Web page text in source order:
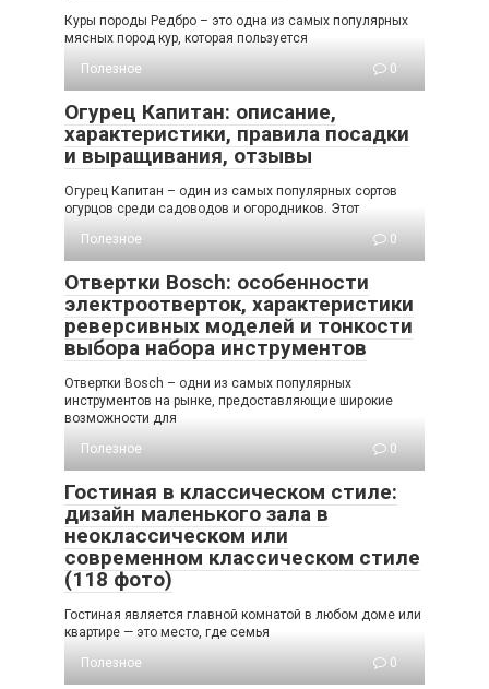
Куры породы Редбро – это одна из самых популярных
мясных пород кур, которая пользуется
Полезное
0
Огурец Капитан: описание,
характеристики, правила посадки
и выращивания, отзывы
Огурец Капитан – один из самых популярных сортов
огурцов среди садоводов и огородников. Этот
Полезное
0
Отвертки Bosch: особенности
электроотверток, характеристики
реверсивных моделей и тонкости
выбора набора инструментов
Отвертки Bosch – одни из самых популярных
инструментов на рынке, предоставляющие широкие
возможности для
Полезное
0
Гостиная в классическом стиле:
дизайн маленького зала в
неоклассическом или
современном классическом стиле
(118 фото)
Гостиная является главной комнатой в любом доме или
квартире — это место, где семья
Полезное
0